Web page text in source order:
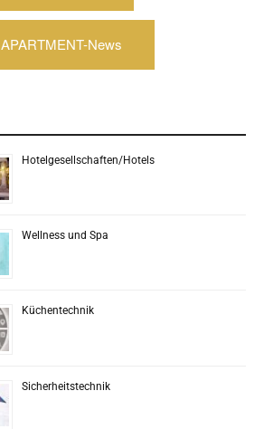
APARTMENT-News
Hotelgesellschaften/Hotels
Wellness und Spa
Küchentechnik
Sicherheitstechnik